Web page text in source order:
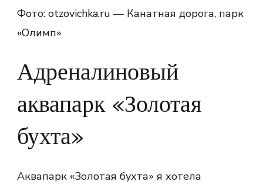
Фото: otzovichka.ru — Канатная дорога, парк
«Олимп»
Адреналиновый
аквапарк «Золотая
бухта»
Аквапарк «Золотая бухта» я хотела